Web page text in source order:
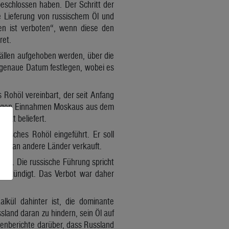
haben. Der Schritt der
von russischem Öl und
ist verboten“, wenn diese den
aufgehoben werden, über die
Datum festlegen, wobei es
vereinbart, der seit Anfang
Einnahmen Moskaus aus dem
beliefert.
Rohöl eingeführt. Er soll
an andere Länder verkauft.
Die russische Führung spricht
Das Verbot war daher
dahinter ist, die dominante
daran zu hindern, sein Öl auf
darüber, dass Russland